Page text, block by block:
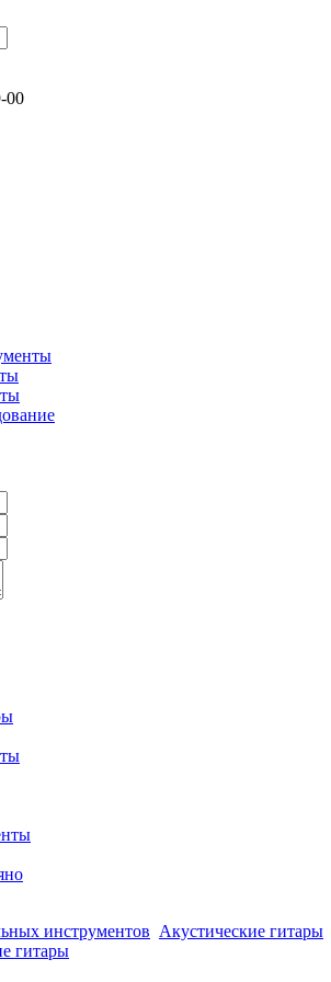
00
инструментов Акустические гитары
гитары